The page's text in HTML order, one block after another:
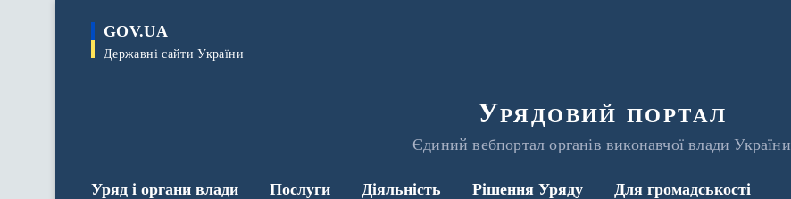
GOV.UA
Державні сайти України
Урядовий портал
Єдиний вебпортал органів виконавчої влади України
Уряд і органи влади Послуги Діяльність Рішення Уряду Для громадськості